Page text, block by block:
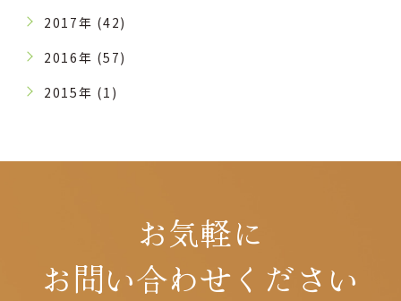
2017年 (42)
2016年 (57)
2015年 (1)
お気軽に
お問い合わせください